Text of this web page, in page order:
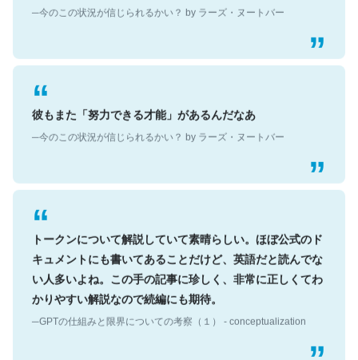
彼もまた「努力できる才能」があるんだなあ
トークンについて解説していて素晴らしい。ほぼ公式のド
キュメントにも書いてあることだけど、英語だと読んでな
い人多いよね。この手の記事に珍しく、非常に正しくてわ
かりやすい解説なので続編にも期待。